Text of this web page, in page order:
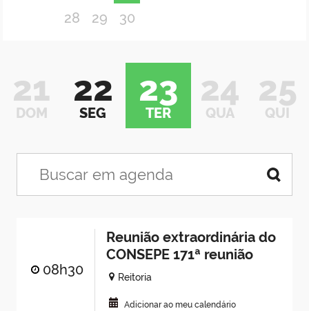
28
29 30
21
DOM
22
SEG
23
TER
24
QUA
25
QUI
08h30
Reunião extraordinária do
CONSEPE 171ª reunião
Reitoria
Adicionar ao meu calendário